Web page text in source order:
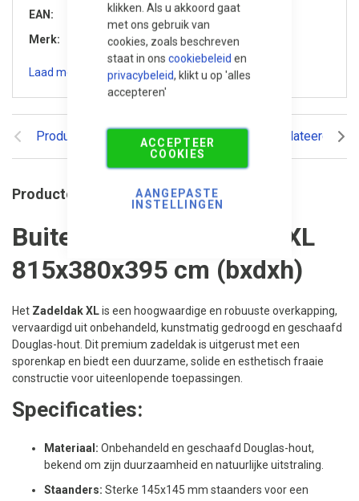
klikken. Als u akkoord gaat
met ons gebruik van
cookies, zoals beschreven
staat in ons cookiebeleid en
privacybeleid, klikt u op 'alles
accepteren'
ACCEPTEER
COOKIES
AANGEPASTE
INSTELLINGEN
Productomschrijving Reviews Gerelateerde
Productomschrijving
Buitenverblijf Zadeldak XL
815x380x395 cm (bxdxh)
Het Zadeldak XLis een hoogwaardige en robuuste overkapping,
vervaardigd uit onbehandeld, kunstmatig gedroogd en geschaafd
Douglas-hout. Dit premium zadeldak is uitgerust met een
sporenkap en biedt een duurzame, solide en esthetisch fraaie
constructie voor uiteenlopende toepassingen.
Specificaties:
Materiaal: Onbehandeld en geschaafd Douglas-hout,
bekend om zijn duurzaamheid en natuurlijke uitstraling.
Staanders: Sterke 145x145 mm staanders voor een
EAN
8720246402919
Merk
Trendhout
Laad meer specificaties